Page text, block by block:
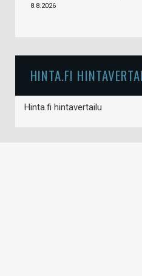
8.8.2026
HINTA.FI
Hinta.fi hintavertailu